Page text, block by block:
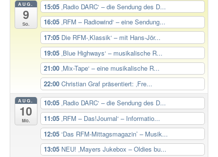
AUG.
9
So.
15:05 ‚Radio DARC‘ – die Sendung des D...
16:05 ‚RFM – Radiowind‘ – eine Sendung...
17:05 Die RFM-‚Klassik‘ – mit Hans-Jör...
19:05 ‚Blue Highways‘ – musikalische R...
21:00 ‚Mix-Tape‘ – eine musikalische R...
22:00 Christian Graf präsentiert: ‚Fre...
AUG.
10
Mo.
10:05 ‚Radio DARC‘ – die Sendung des D...
11:05 ‚RFM – Das!Journal‘ – Informatio...
12:05 ‘Das RFM-Mittagsmagazin’ – Musik...
13:05 NEU! ‚Mayers Jukebox – Oldies bu...